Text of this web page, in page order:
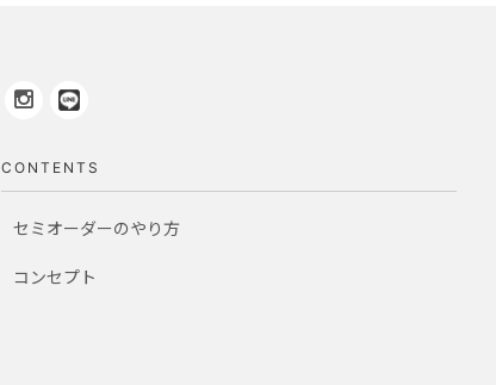
CONTENTS
セミオーダーのやり方
コンセプト